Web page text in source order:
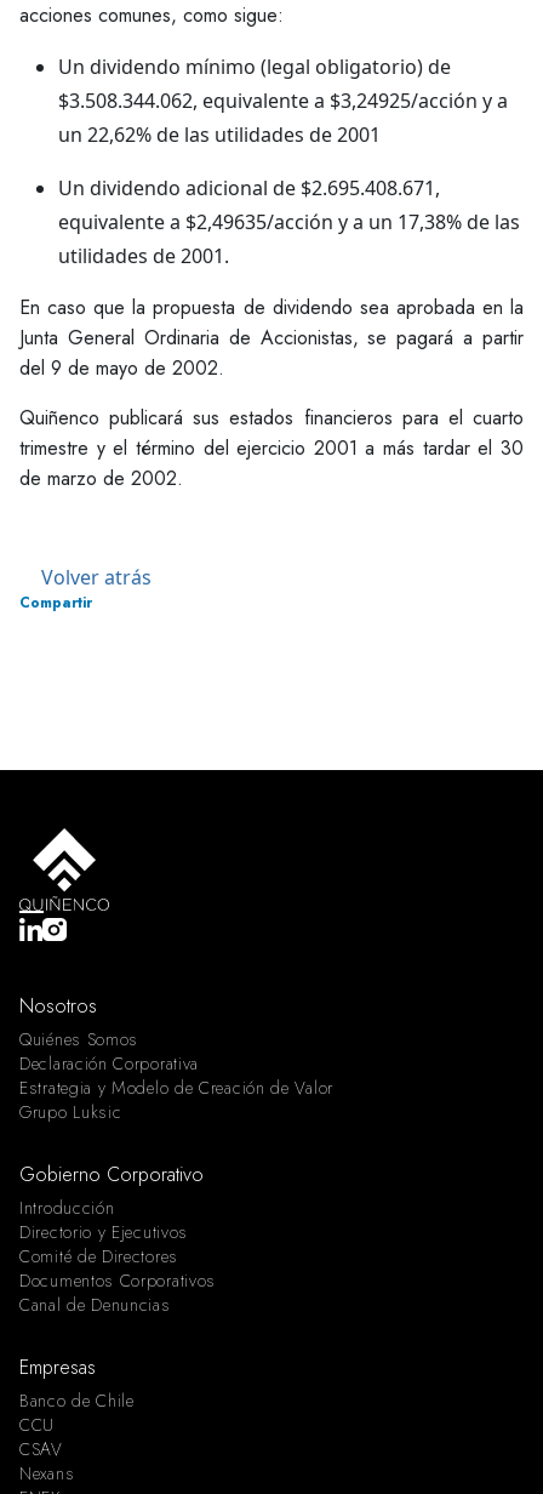
acciones comunes, como sigue:
Un dividendo mínimo (legal obligatorio) de
$3.508.344.062, equivalente a $3,24925/acción y a
un 22,62% de las utilidades de 2001
Un dividendo adicional de $2.695.408.671,
equivalente a $2,49635/acción y a un 17,38% de las
utilidades de 2001.
En caso que la propuesta de dividendo sea aprobada en la
Junta General Ordinaria de Accionistas, se pagará a partir
del 9 de mayo de 2002.
Quiñenco publicará sus estados financieros para el cuarto
trimestre y el término del ejercicio 2001 a más tardar el 30
de marzo de 2002.
Volver atrás
Compartir
Nosotros
Quiénes Somos
Declaración Corporativa
Estrategia y Modelo de Creación de Valor
Grupo Luksic
Gobierno Corporativo
Introducción
Directorio y Ejecutivos
Comité de Directores
Documentos Corporativos
Canal de Denuncias
Empresas
Banco de Chile
CCU
CSAV
Nexans